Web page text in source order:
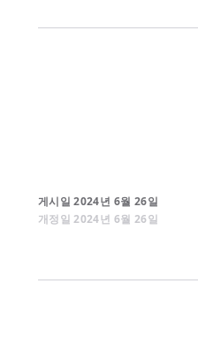
게시일2024년 6월 26일
개정일2024년 6월 26일